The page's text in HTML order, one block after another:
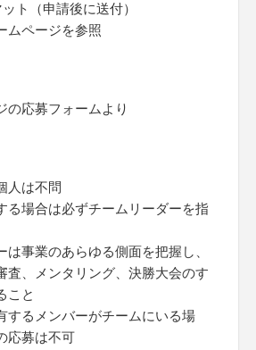
ト（申請後に送付）
ムページを参照
の応募フォームより
人は不問
る場合は必ずチームリーダーを指
事業のあらゆる側面を把握し、
査、メンタリング、決勝大会のす
こと
するメンバーがチームにいる場
応募は不可